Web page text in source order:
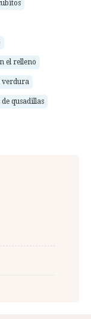
el relleno
verdura
de qusadillas